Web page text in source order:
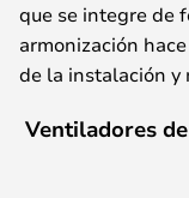
que se integre de
armonización
de la instalación y
Ventiladores